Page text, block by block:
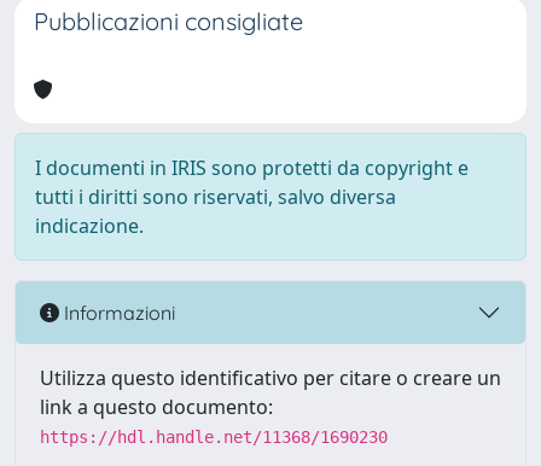
Pubblicazioni consigliate
I documenti in IRIS sono protetti da copyright e
tutti i diritti sono riservati, salvo diversa
indicazione.
Informazioni
Utilizza questo identificativo per citare o creare un
link a questo documento:
https://hdl.handle.net/11368/1690230